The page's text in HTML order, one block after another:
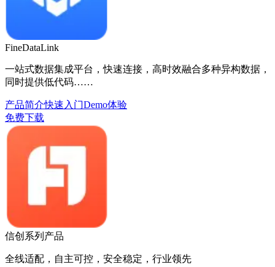
FineDataLink
一站式数据集成平台，快速连接，高时效融合多种异构数据，
同时提供低代码……
产品简介快速入门Demo体验
免费下载
信创系列产品
全线适配，自主可控，安全稳定，行业领先